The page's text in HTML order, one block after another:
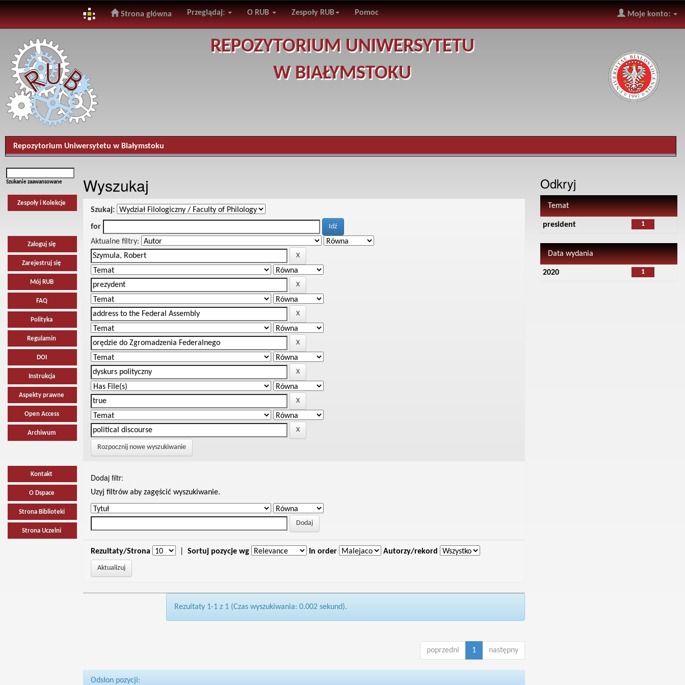
navigation
Strona główna Przeglądaj: O RUB Zespoły RUB Pomoc Moje konto:
REPOZYTORIUM UNIWERSYTETU
W BIAŁYMSTOKU
Repozytorium Uniwersytetu w Białymstoku
Szukanie zaawansowane
Zespoły i Kolekcje
Zaloguj się
Zarejestruj się
Mój RUB
FAQ
Polityka
Regulamin
DOI
Instrukcja
Aspekty prawne
Open Access
Archiwum
Kontakt
O Dspace
Strona Biblioteki
Strona Uczelni
Wyszukaj
Szukaj:
for
Aktualne filtry:
Rozpocznij nowe wyszukiwanie
Dodaj filtr:
Uzyj filtrów aby zagęścić wyszukiwanie.
Rezultaty/Strona Sortuj pozycje wg In order Autorzy/rekord
Rezultaty 1-1 z 1 (Czas wyszukiwania: 0.002 sekund).
poprzedni 1 następny
Odsłon pozycji:
Odkryj
Temat
1
president
Data wydania
1
2020